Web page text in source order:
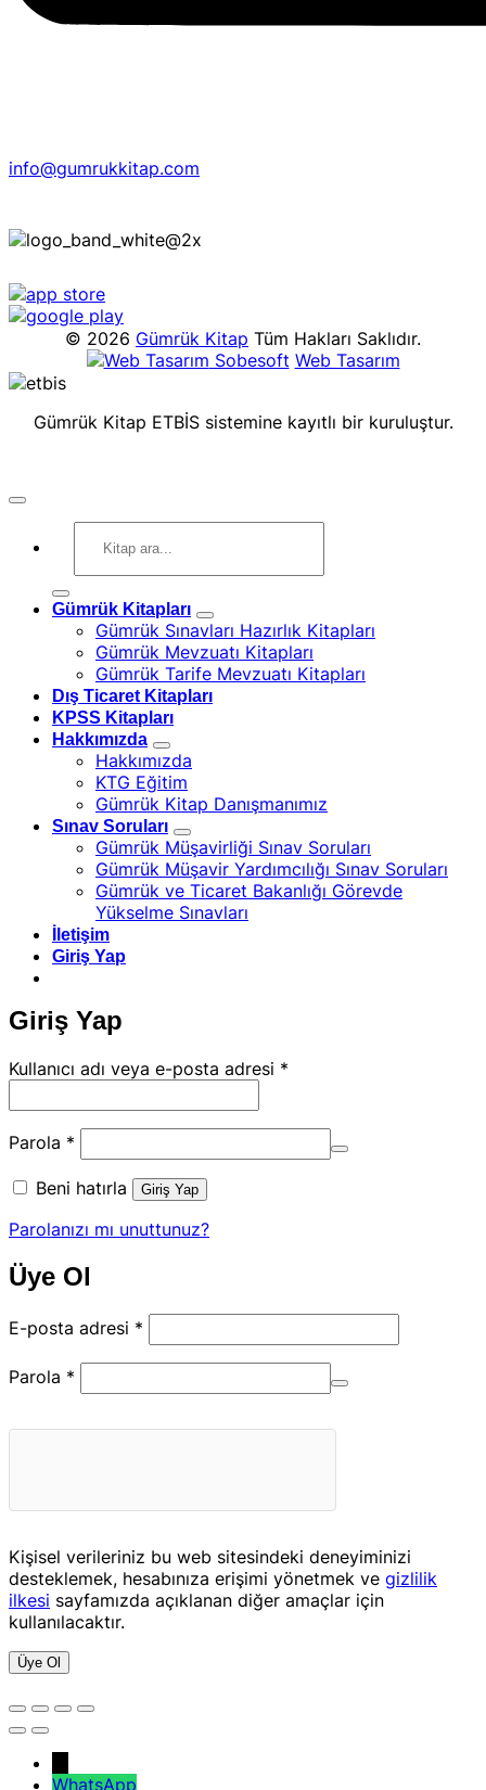
info@gumrukkitap.com
© 2026 Gümrük Kitap Tüm Hakları Saklıdır.
Sobesoft Web Tasarım
Gümrük Kitap ETBİS sistemine kayıtlı bir kuruluştur.
Gümrük Kitapları
Gümrük Sınavları Hazırlık Kitapları
Gümrük Mevzuatı Kitapları
Gümrük Tarife Mevzuatı Kitapları
Dış Ticaret Kitapları
KPSS Kitapları
Hakkımızda
Hakkımızda
KTG Eğitim
Gümrük Kitap Danışmanımız
Sınav Soruları
Gümrük Müşavirliği Sınav Soruları
Gümrük Müşavir Yardımcılığı Sınav Soruları
Gümrük ve Ticaret Bakanlığı Görevde
Yükselme Sınavları
İletişim
Giriş Yap
Giriş Yap
Kullanıcı adı veya e-posta adresi *
Parola *
Beni hatırla Giriş Yap
Parolanızı mı unuttunuz?
Üye Ol
E-posta adresi *
Parola *
Kişisel verileriniz bu web sitesindeki deneyiminizi
desteklemek, hesabınıza erişimi yönetmek ve gizlilik
ilkesi sayfamızda açıklanan diğer amaçlar için
kullanılacaktır.
Üye Ol
WhatsApp